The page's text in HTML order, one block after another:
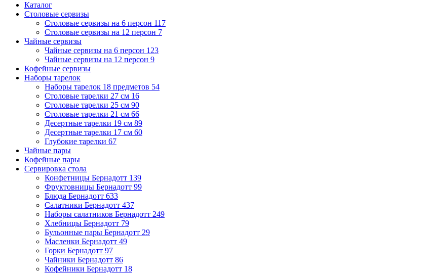
Каталог
Столовые сервизы
Столовые сервизы на 6 персон 117
Столовые сервизы на 12 персон 7
Чайные сервизы
Чайные сервизы на 6 персон 123
Чайные сервизы на 12 персон 9
Кофейные сервизы
Наборы тарелок
Наборы тарелок 18 предметов 54
Столовые тарелки 27 см 16
Столовые тарелки 25 см 90
Столовые тарелки 21 см 66
Десертные тарелки 19 см 89
Десертные тарелки 17 см 60
Глубокие тарелки 67
Чайные пары
Кофейные пары
Сервировка стола
Конфетницы Бернадотт 139
Фруктовницы Бернадотт 99
Блюда Бернадотт 633
Салатники Бернадотт 437
Наборы салатников Бернадотт 249
Хлебницы Бернадотт 79
Бульонные пары Бернадотт 29
Масленки Бернадотт 49
Горки Бернадотт 97
Чайники Бернадотт 86
Кофейники Бернадотт 18